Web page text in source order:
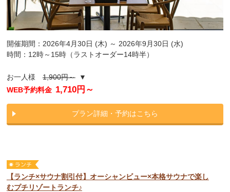
開催期間：2026年4月30日 (木) ～ 2026年9月30日 (水)
時間：12時～15時（ラストオーダー14時半）
お一人様1,900円～▼
WEB予約料金 1,710円～
プラン詳細・予約はこちら
【ランチ×サウナ割引付】オーシャンビュー×本格サウナで楽し
むプチリゾートランチ♪